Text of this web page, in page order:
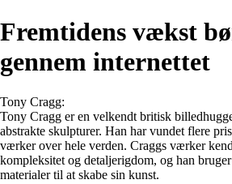
Fremtidens vækst
gennem internettet
Tony Cragg:
Tony Cragg er en velkendt britisk
abstrakte skulpturer. Han har vundet flere
værker over hele verden. Craggs værker
kompleksitet og detaljerigdom, og han
materialer til at skabe sin kunst.